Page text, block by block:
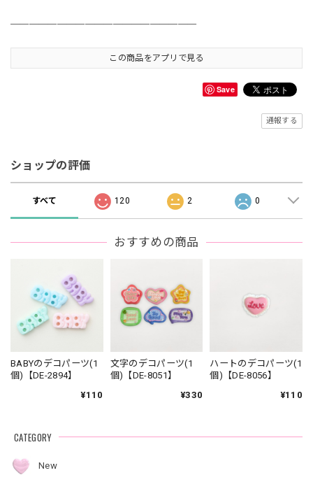
この商品をアプリで見る
Save
通報する
ショップの評価
すべて 120 2 0
おすすめの商品
BABYのデコパーツ(1
個)【DE-2894】
¥110
文字のデコパーツ(1
個)【DE-8051】
¥330
ハートのデコパーツ(1
個)【DE-8056】
¥110
CATEGORY
New